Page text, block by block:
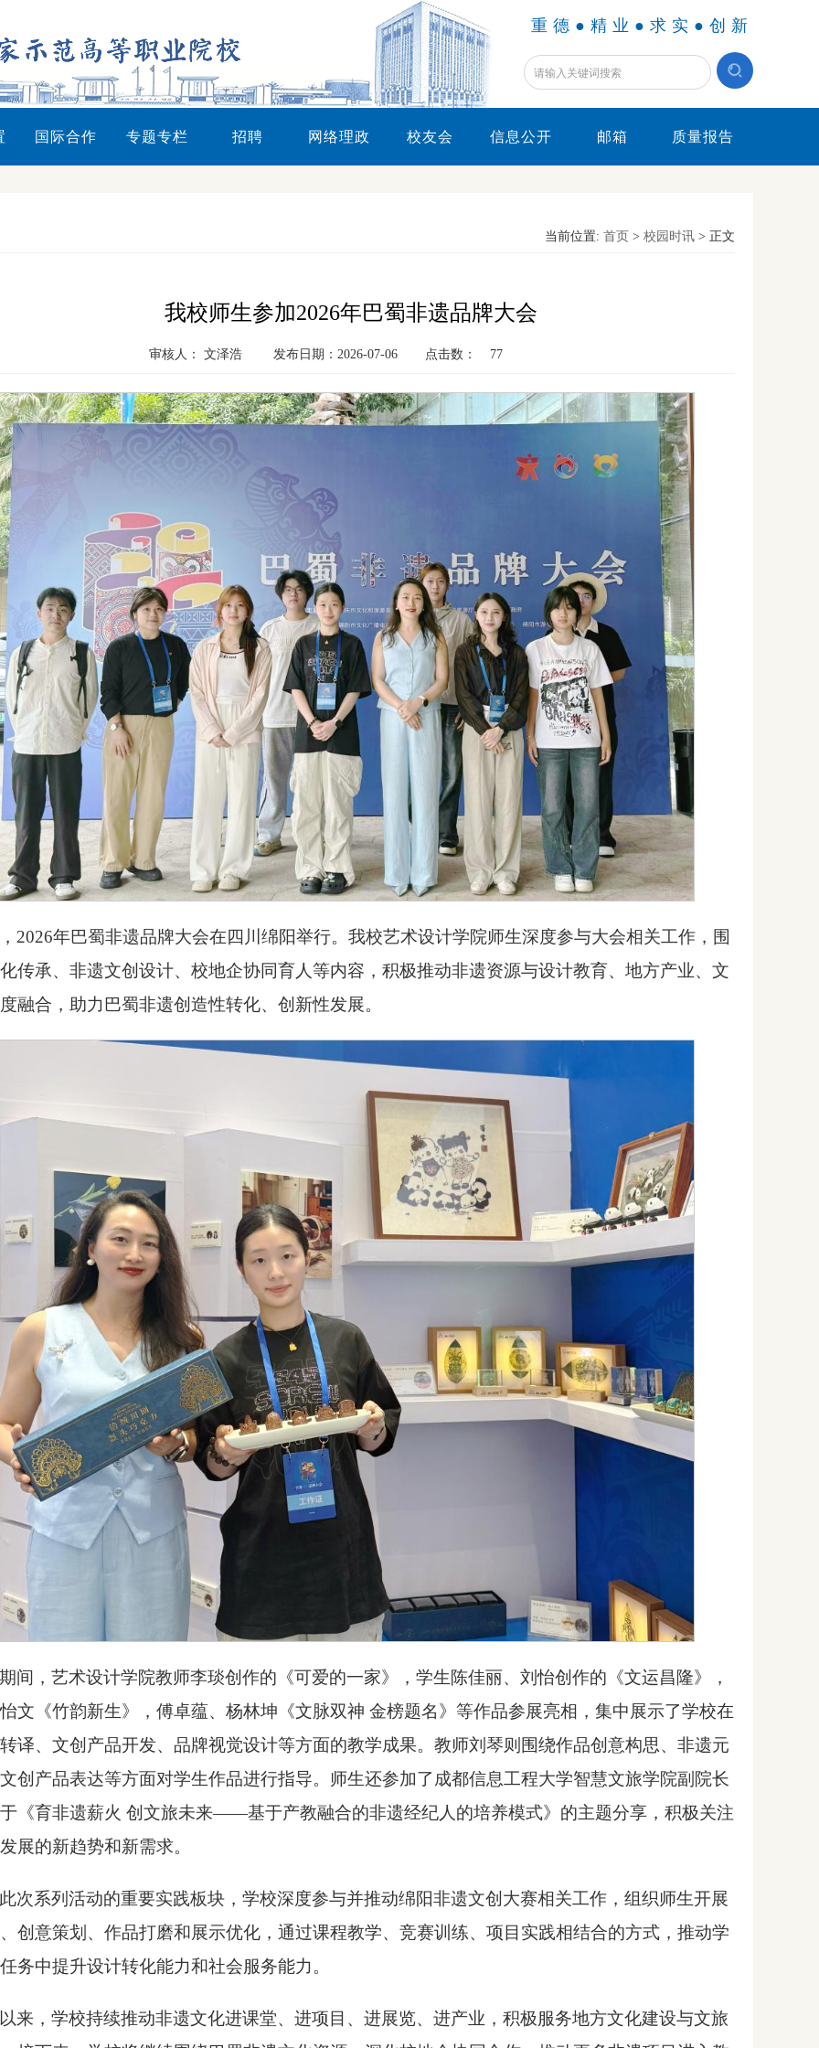
重德●精业●求实●创新
国际合作 专题专栏 招聘 网络理政 校友会 信息公开 邮箱 质量报告
当前位置: 首页 > 校园时讯 > 正文
我校师生参加2026年巴蜀非遗品牌大会
审核人： 文泽浩 发布日期：2026-07-06 点击数： 77
2026年巴蜀非遗品牌大会在四川绵阳举行。我校艺术设计学院师生深度参与大会相关工作，围
传承、非遗文创设计、校地企协同育人等内容，积极推动非遗资源与设计教育、地方产业、文
融合，助力巴蜀非遗创造性转化、创新性发展。
间，艺术设计学院教师李琰创作的《可爱的一家》，学生陈佳丽、刘怡创作的《文运昌隆》，
文《竹韵新生》，傅卓蕴、杨林坤《文脉双神 金榜题名》等作品参展亮相，集中展示了学校在
译、文创产品开发、品牌视觉设计等方面的教学成果。教师刘琴则围绕作品创意构思、非遗元
创产品表达等方面对学生作品进行指导。师生还参加了成都信息工程大学智慧文旅学院副院长
《育非遗薪火 创文旅未来——基于产教融合的非遗经纪人的培养模式》的主题分享，积极关注
展的新趋势和新需求。
次系列活动的重要实践板块，学校深度参与并推动绵阳非遗文创大赛相关工作，组织师生开展
创意策划、作品打磨和展示优化，通过课程教学、竞赛训练、项目实践相结合的方式，推动学
务中提升设计转化能力和社会服务能力。
来，学校持续推动非遗文化进课堂、进项目、进展览、进产业，积极服务地方文化建设与文旅